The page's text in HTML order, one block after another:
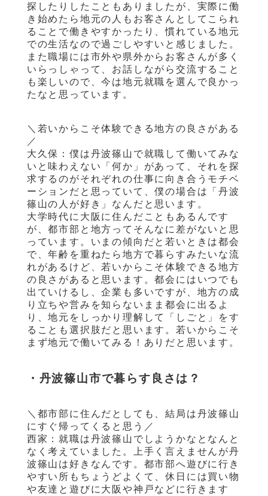
探したりしたこともありましたが、実際に働
き始めたら地元の人もお客さんとしてこられ
ることで働きやすかったり、慣れている地元
での生活なので過ごしやすいと感じました。
また職場には市外や県外からお客さんが多く
いらっしゃって、お話しながら交流すること
も楽しいので、今は地元就職を選んで良かっ
たなと思っています。
＼若いからこそ体験できる地方の良さがある
／
大久保：僕は丹波篠山で就職して働いてみな
いと味わえない「何か」があって、それを探
求するのがそれぞれの仕事に向き合うモチベ
ーションだと思っていて、僕の場合は「丹波
篠山の人が好き」なんだと思います。
大学時代に大阪に住んだこともあるんです
が、都市部と地方ってそんなに差がないと思
っています。いまの傾向だと若いときは都会
で、年齢を重ねたら地方で暮らすみたいな流
れがあるけど、若いからこそ体験できる地方
の良さがあると思います。都会にはいつでも
出ていけるし、企業も多いですが、地方の成
り立ちや営みを知らないまま都会に出るよ
り、地元をしっかり理解して「しごと」をす
ることも選択肢だと思います。若いからこそ
まず地元で働いてみる！ありだと思います。
・丹波篠山市で暮らす良さは？
＼都市部に住んだとしても、結局は丹波篠山
にすぐ帰ってくると思う／
西家：就職は丹波篠山でしようかなとなんと
なく考えていました。上手く言えませんが丹
波篠山は好きなんです。都市部へ遊びに行き
やすい所もちょうどよくて、休日には買い物
や友達と遊びに大阪や神戸などに行きます